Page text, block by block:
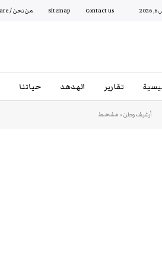
Contact us
Sitemap من نحن / Who we are
تقارير الهدهد حياتنا
أرشيف وطن»مفحط